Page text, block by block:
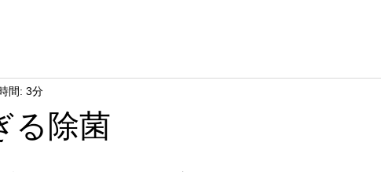
る除菌
間: 3分